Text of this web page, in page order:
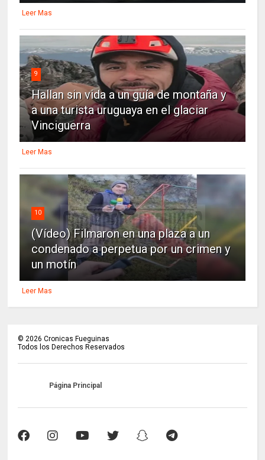
Leer Mas
9
Hallan sin vida a un guía de montaña y
a una turista uruguaya en el glaciar
Vinciguerra
Leer Mas
10
(Vídeo) Filmaron en una plaza a un
condenado a perpetua por un crimen y
un motín
Leer Mas
© 2026 Cronicas Fueguinas
Todos los Derechos Reservados
Página Principal